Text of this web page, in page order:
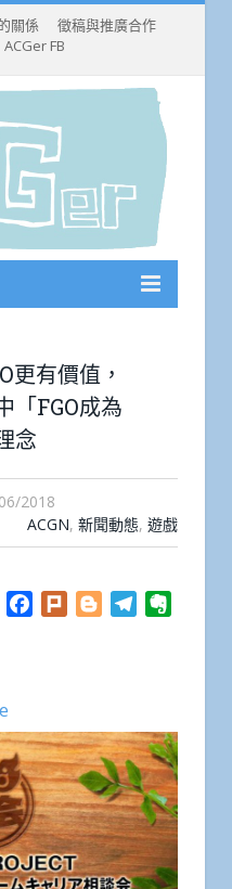
關係
徵稿與推廣合作
ACGer FB
更有價值，
「FGO成為
念
2018
ACGN, 新聞動態, 遊戲
Facebook
Plurk BloggerTelegram